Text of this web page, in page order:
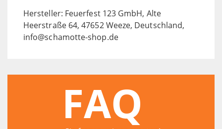
Hersteller: Feuerfest 123 GmbH, Alte
Heerstraße 64, 47652 Weeze, Deutschland,
info@schamotte-shop.de
FAQ